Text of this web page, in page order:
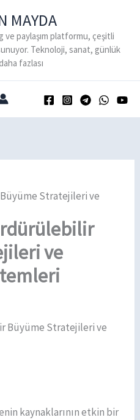
MAYDA
ve paylaşım platformu, çeşitli
Teknoloji, sanat, günlük
fazlası
Stratejileri ve
ve
Büyüme Stratejileri ve
kaynaklarının etkin bir